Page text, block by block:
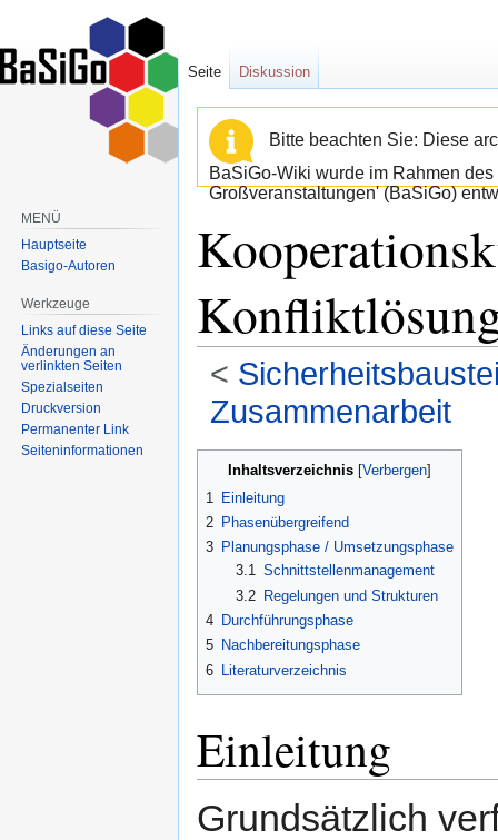
Bitte beachten Sie: Diese
BaSiGo-Wiki wurde im Rahmen
Großveranstaltungen' (BaSiGo)
<
Zusammenarbeit
Inhaltsverzeichnis
1
Einleitung
2 Phasenübergreifend
3 Planungsphase / Umsetzungsphase
3.1 Schnittstellenmanagement
3.2 Regelungen und Strukturen
4 Durchführungsphase
5 Nachbereitungsphase
6 Literaturverzeichnis
Einleitung
Grundsätzlich
Seite Diskussion
MENÜ
Hauptseite
Basigo-Autoren
Werkzeuge
Links auf diese Seite
Änderungen an
verlinkten Seiten
Spezialseiten
Druckversion
Permanenter Link
Seiten­informationen